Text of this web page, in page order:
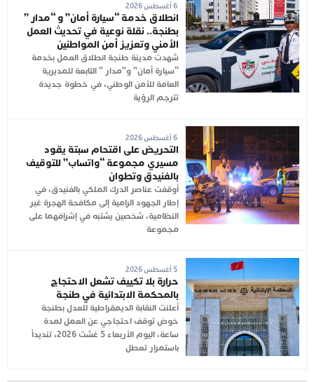
6 أغسطس 2026
انطلاق خدمة “سيارة أمان” و “مدار ”
بطنجة.. نقلة نوعية في تحديث العمل
الأمني وتعزيز أمن المواطنين
شهدت مدينة طنجة انطلاق العمل بخدمة
“سيارة أمان” و”مدار ” التابعة للمديرية
العامة للأمن الوطني، في خطوة جديدة
تترجم الرؤية
6 أغسطس 2026
التحريض على اقتحام سبتة يقود
مسيري مجموعة “واتساب” للتوقيف
بالفنيدق وتطوان
أوقفت عناصر الدرك الملكي بالفنيدق، في
إطار الجهود الرامية إلى مكافحة الهجرة غير
النظامية، شخصين يشتبه في إشرافهما على
مجموعة
5 أغسطس 2026
حرارة بلا تكييف تشعل الاحتجاج
بالمحكمة الابتدائية في طنجة
أعلنت النقابة الديمقراطية للعدل بطنجة
خوض توقف احتجاجي عن العمل لمدة
ساعة، اليوم الأربعاء 5 غشت 2026، تنديداً
باستمرار تعطل